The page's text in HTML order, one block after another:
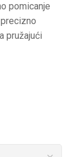
pomicanje
pružajući